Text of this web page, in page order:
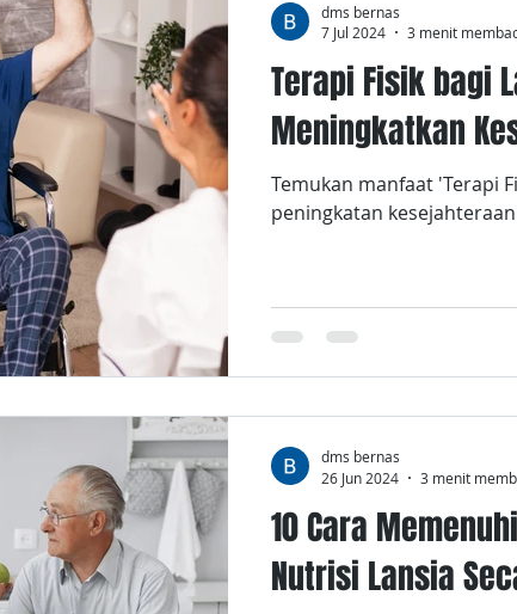
Terapi Fisik bagi
Meningkatkan
Temukan manfaat 'Terapi
peningkatan
dms bernas
7 Jul 2024
3 menit
10 Cara
Nutrisi Lansia
dms bernas
26 Jun 2024
3 menit